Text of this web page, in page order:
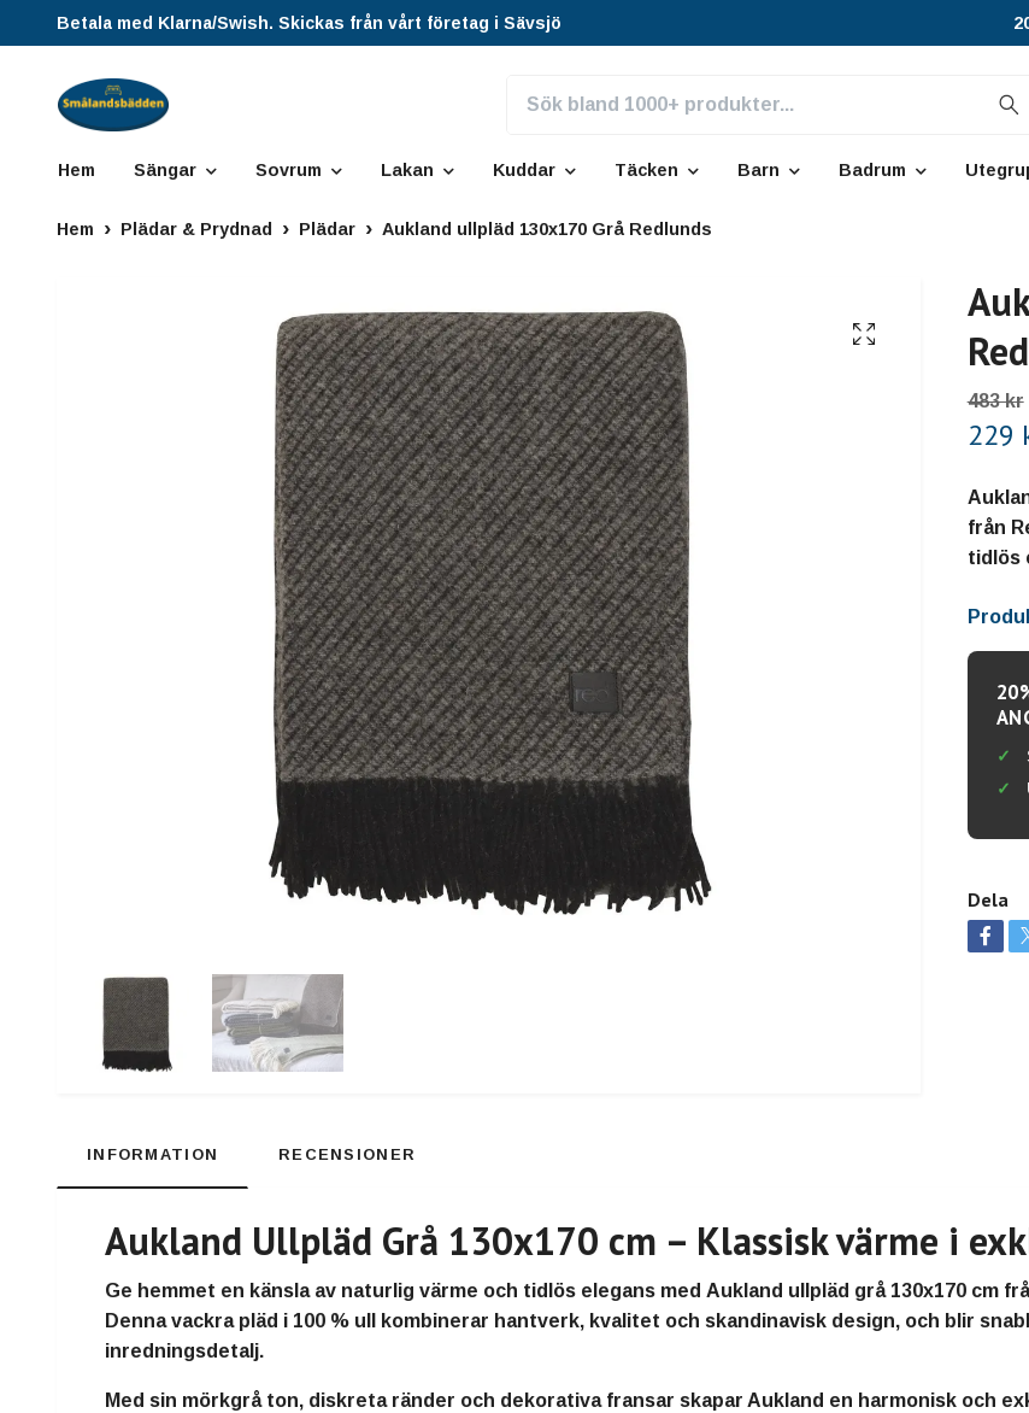
Betala med Klarna/Swish. Skickas från vårt företag i Sävsjö
Hem Sängar Sovrum Lakan Kuddar Täcken Barn Badrum
Hem Plädar & Prydnad Plädar Aukland ullpläd 130x170 Grå Redlunds
483 kr
229
från
tidlös
Dela
INFORMATION RECENSIONER
Aukland Ullpläd Grå 130x170 cm – Klassisk värme i
Ge hemmet en känsla av naturlig värme och tidlös elegans med Aukland ullpläd grå 130x170 cm
Denna vackra pläd i 100 % ull kombinerar hantverk, kvalitet och skandinavisk design, och blir
inredningsdetalj.
Med sin mörkgrå ton, diskreta ränder och dekorativa fransar skapar Aukland en harmonisk och